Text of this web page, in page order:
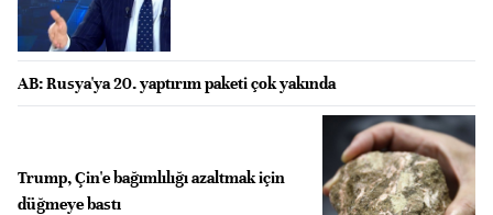
AB: Rusya'ya 20. yaptırım paketi çok yakında
Trump, Çin'e bağımlılığı azaltmak için
düğmeye bastı